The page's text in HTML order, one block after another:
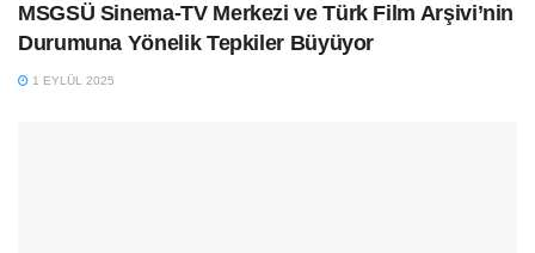
MSGSÜ Sinema-TV Merkezi ve Türk Film Arşivi’nin
Durumuna Yönelik Tepkiler Büyüyor
1 EYLÜL 2025